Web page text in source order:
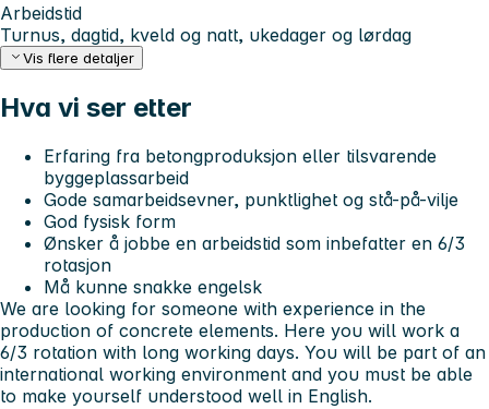
Arbeidstid
Turnus, dagtid, kveld og natt, ukedager og lørdag
Vis flere detaljer
Hva vi ser etter
Erfaring fra betongproduksjon eller tilsvarende
byggeplassarbeid
Gode samarbeidsevner, punktlighet og stå-på-vilje
God fysisk form
Ønsker å jobbe en arbeidstid som inbefatter en 6/3
rotasjon
Må kunne snakke engelsk
We are looking for someone with experience in the
production of concrete elements. Here you will work a
6/3 rotation with long working days. You will be part of an
international working environment and you must be able
to make yourself understood well in English.